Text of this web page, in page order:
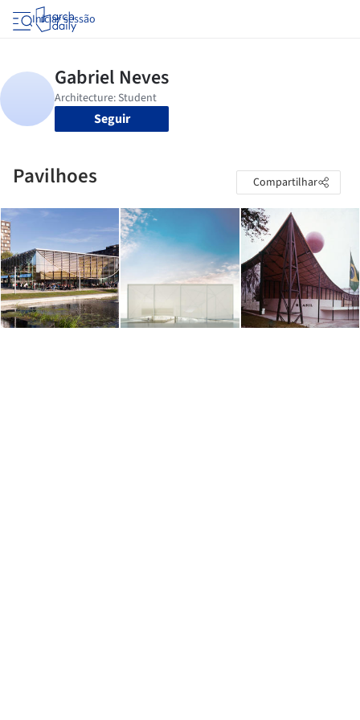
Iniciar sessão
Seguir
Pavilhoes Compartilhar